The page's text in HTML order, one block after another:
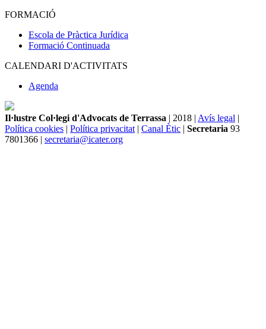
FORMACIÓ
Escola de Pràctica Jurídica
Formació Continuada
CALENDARI D'ACTIVITATS
Agenda
Il·lustre Col·legi d'Advocats de Terrassa | 2018 | Avís legal |
Política cookies | Política privacitat | Canal Ètic | Secretaria 93
7801366 | secretaria@icater.org